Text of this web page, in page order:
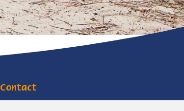
Contact